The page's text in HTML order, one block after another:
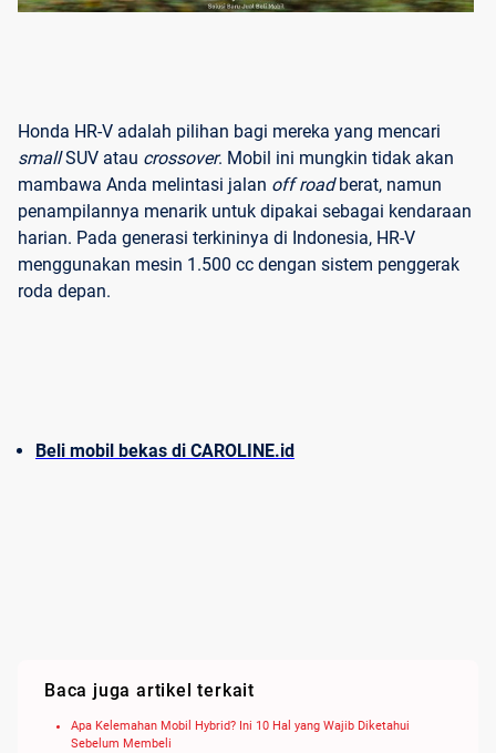
Honda HR-V adalah pilihan bagi mereka yang mencari
smallSUV atau crossover. Mobil ini mungkin tidak akan
mambawa Anda melintasi jalan off roadberat, namun
penampilannya menarik untuk dipakai sebagai kendaraan
harian. Pada generasi terkininya di Indonesia, HR-V
menggunakan mesin 1.500 cc dengan sistem penggerak
roda depan.
Beli mobil bekas di CAROLINE.id
Baca juga artikel terkait
Apa Kelemahan Mobil Hybrid? Ini 10 Hal yang Wajib Diketahui
Sebelum Membeli